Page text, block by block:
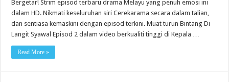
Bergetar! Strim episod terbaru drama Melayu yang penuh emosi ini
dalam HD. Nikmati keseluruhan siri Cerekarama secara dalam talian,
dan sentiasa kemaskini dengan episod terkini. Muat turun Bintang Di
Langit Syawal Episod 2 dalam video berkualiti tinggi di Kepala …
Read More »